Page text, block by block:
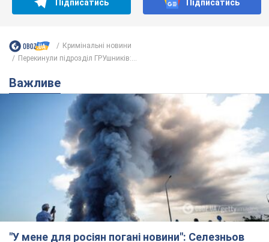
"У мене для росіян погані новини": Селезньов
припустив, чим закінчиться "війна складів"
Москва може стати "островом" і зануритися в темряву,
спрогнозував військовий експерт
60,9 т.
Банки "готуються" до нового курсу
долара: українцям розповіли, чого